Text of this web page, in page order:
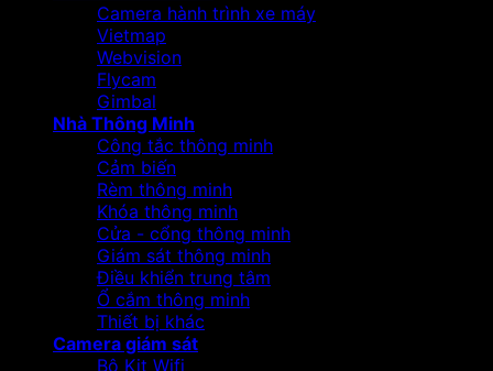
Camera hành trình xe máy
Vietmap
Webvision
Flycam
Gimbal
Nhà Thông Minh
Công tắc thông minh
Cảm biến
Rèm thông minh
Khóa thông minh
Cửa - cổng thông minh
Giám sát thông minh
Điều khiển trung tâm
Ổ cắm thông minh
Thiết bị khác
Camera giám sát
Bộ Kit Wifi